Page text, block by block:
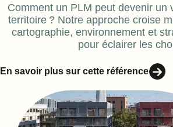
Comment un PLM peut devenir un
territoire ? Notre approche croise
cartographie, environnement et
pour éclairer les
En savoir plus sur cette référence